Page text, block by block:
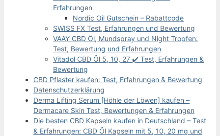
Erfahrungen
Nordic Oil Gutschein – Rabattcode
SWISS FX Test, Erfahrungen und Bewertung
VAAY CBD Öl, Mundspray und Night Tropfen:
Test, Bewertung und Erfahrungen
Vitadol CBD Öl 5, 10, 27 ✔️ Test, Erfahrungen &
Bewertung
CBD Pflaster kaufen: Test, Erfahrungen & Bewertung
Datenschutzerklärung
Derma Lifting Serum [Höhle der Löwen] kaufen –
Dermacare Skin Test, Bewertungen & Erfahrungen
Die besten CBD Kapseln kaufen in Deutschland – Test
& Erfahrungen: CBD Öl Kapseln mit 5, 10, 20 mg und